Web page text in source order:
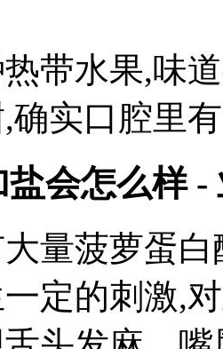
带水果,味
确实口腔里
会怎么样 -
量菠萝蛋
定的刺激,